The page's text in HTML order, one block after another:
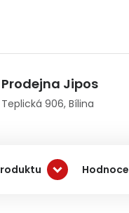
Prodejna Jipos
Teplická 906, Bílina